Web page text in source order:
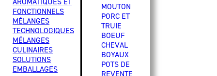
FONCTIONNELS
MÉLANGES
TECHNOLOGIQUES
MÉLANGES
CULINAIRES
SOLUTIONS
EMBALLAGES
MOUTON
PORC ET
TRUIE
BOEUF
CHEVAL
BOYAUX
POTS DE
REVENTE